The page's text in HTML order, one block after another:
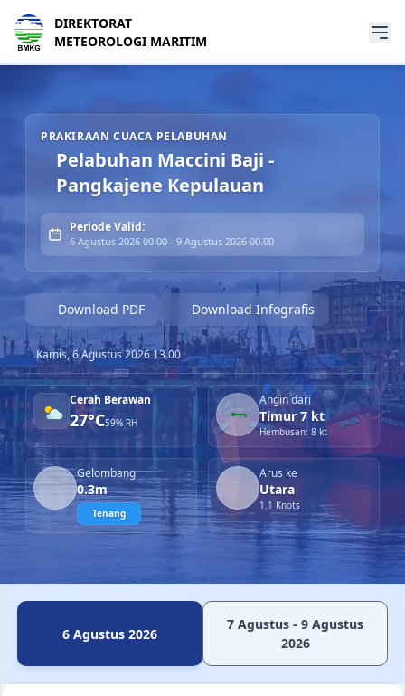
DIREKTORAT
METEOROLOGI MARITIM
Prakiraan Cuaca Pelabuhan Pelabuhan Maccini Baji -
PRAKIRAAN CUACA PELABUHAN
Pelabuhan Maccini Baji -
Pangkajene Kepulauan
Periode Valid:
6 Agustus 2026 00.00 - 9 Agustus 2026 00.00
Download PDF Download Infografis
Kamis, 6 Agustus 2026 13.00
Cerah Berawan
27°C59% RH
Angin dari
Timur 7 kt
Hembusan: 8 kt
Gelombang
0.3m
Tenang
Arus ke
Utara
1.1 Knots
6 Agustus 2026
7 Agustus - 9 Agustus
2026